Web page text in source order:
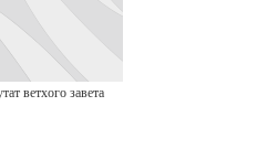
ветхого завета